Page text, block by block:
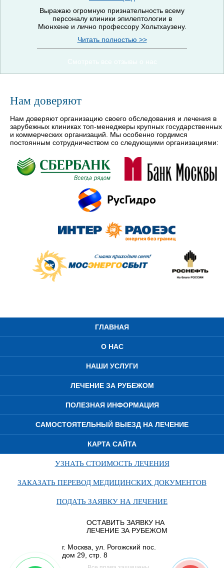
Выражаю огромную признательность всему
персоналу клиники эпилептологии в
Мюнхене и лично профессору Хольтхаузену.
Читать полностью >>
Нам доверяют
Нам доверяют организацию своего обследования и лечения в
зарубежных клиниках топ-менеджеры крупных государственных
и коммерческих организаций. Мы особенно гордимся
постоянным сотрудничеством со следующими организациями:
ГЛАВНАЯ
О НАС
НАШИ УСЛУГИ
ЛЕЧЕНИЕ ЗА РУБЕЖОМ
ПОЛЕЗНАЯ ИНФОРМАЦИЯ
САМОСТОЯТЕЛЬНЫЙ ВЫЕЗД НА ЛЕЧЕНИЕ
КАРТА САЙТА
УЗНАТЬ СТОИМОСТЬ ЛЕЧЕНИЯ
ЗАКАЗАТЬ ПЕРЕВОД МЕДИЦИНСКИХ ДОКУМЕНТОВ
ПОДАТЬ ЗАЯВКУ НА ЛЕЧЕНИЕ
ОСТАВИТЬ ЗАЯВКУ НА
ЛЕЧЕНИЕ ЗА РУБЕЖОМ
г. Москва, ул. Рогожский пос.
дом 29, стр. 8